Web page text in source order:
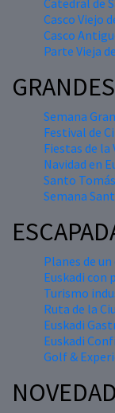
Catedral de
Casco Viejo
Casco
Parte Vieja
Semana
Festival de
Fiestas de la
Navidad en
Santo Tomás
Semana
Planes de un
Euskadi con
Turismo
Ruta de la
Euskadi
Euskadi
Golf &